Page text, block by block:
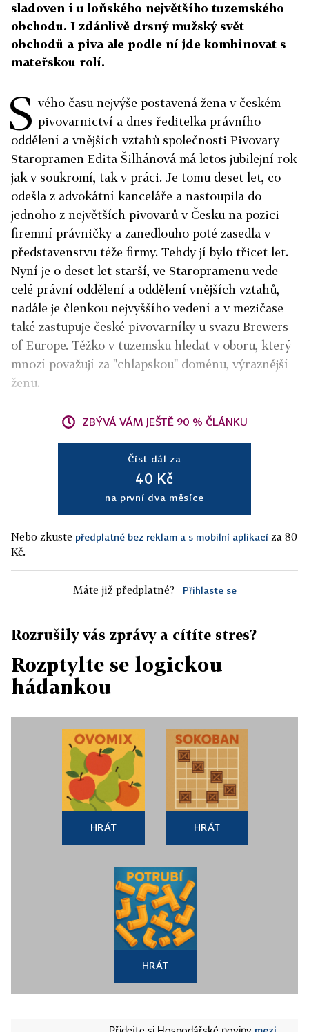
sladoven i u loňského největšího tuzemského
obchodu. I zdánlivě drsný mužský svět
obchodů a piva ale podle ní jde kombinovat s
mateřskou rolí.
S vého času nejvýše postavená žena v českém
pivovarnictví a dnes ředitelka právního
oddělení a vnějších vztahů společnosti Pivovary
Staropramen Edita Šilhánová má letos jubilejní rok
jak v soukromí, tak v práci. Je tomu deset let, co
odešla z advokátní kanceláře a nastoupila do
jednoho z největších pivovarů v Česku na pozici
firemní právničky a zanedlouho poté zasedla v
představenstvu téže firmy. Tehdy jí bylo třicet let.
Nyní je o deset let starší, ve Staropramenu vede
celé právní oddělení a oddělení vnějších vztahů,
nadále je členkou nejvyššího vedení a v mezičase
také zastupuje české pivovarníky u svazu Brewers
of Europe. Těžko v tuzemsku hledat v oboru, který
mnozí považují za "chlapskou" doménu, výraznější
ženu.
ZBÝVÁ VÁM JEŠTĚ 90 % ČLÁNKU
Číst dál za
40 Kč
na první dva měsíce
Nebo zkuste předplatné bez reklam a s mobilní aplikací za 80
Kč.
Máte již předplatné? Přihlaste se
Rozrušily vás zprávy a cítíte stres?
Rozptylte se logickou
hádankou
HRÁT HRÁT
HRÁT